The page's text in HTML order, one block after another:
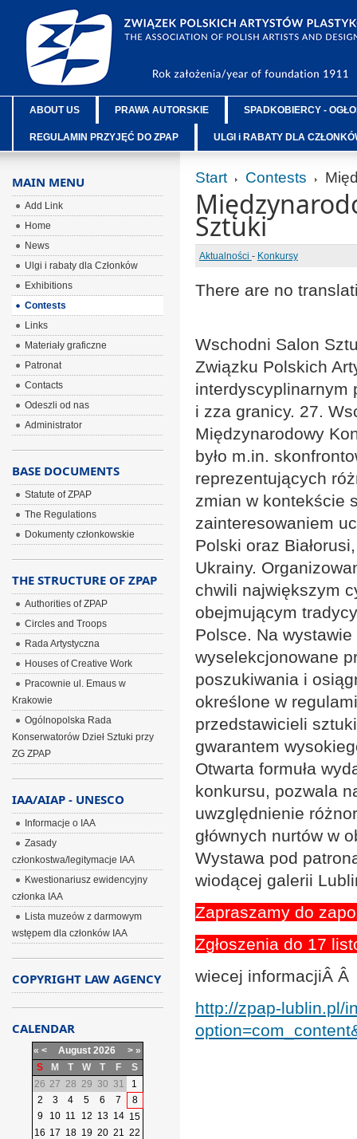
ABOUT US PRAWA AUTORSKIE SPADKOBIERCY -
REGULAMIN PRZYJĘĆ DO ZPAP ULGI i RABATY DLA
Start Contests
Sztuki
Aktualności - Konkursy
There are no
Wschodni Salon
Związku Polskich
interdyscyplinarnym
i zza granicy. 27.
Międzynarodowy
było m.in.
reprezentujących
zmian w kontekście
zainteresowaniem
Polski oraz
Ukrainy.
chwili największym
obejmującym
Polsce. Na
wyselekcjonowane
poszukiwania i
określone w
przedstawicieli
gwarantem
Otwarta formuła
konkursu, pozwala
uwzględnienie
głównych nurtów w
Wystawa pod
wiodącej galerii
Zapraszamy do
Zgłoszenia do 17
wiecej informacjiÂ Â
http://zpap-lublin.pl/
MAIN MENU
Add Link
Home
News
Ulgi i rabaty dla Członków
Exhibitions
Contests
Links
Materiały graficzne
Patronat
Contacts
Odeszli od nas
Administrator
BASE DOCUMENTS
Statute of ZPAP
The Regulations
Dokumenty członkowskie
THE STRUCTURE OF ZPAP
Authorities of ZPAP
Circles and Troops
Rada Artystyczna
Houses of Creative Work
Pracownie ul. Emaus w
Krakowie
Ogólnopolska Rada
Konserwatorów Dzieł Sztuki przy
ZG ZPAP
IAA/AIAP - UNESCO
Informacje o IAA
Zasady
członkostwa/legitymacje IAA
Kwestionariusz ewidencyjny
członka IAA
Lista muzeów z darmowym
wstępem dla członków IAA
COPYRIGHT LAW AGENCY
CALENDAR
« < August 2026 > »
S
M T W T F
S
26 27 28 29 30 31
1
2
3 4 5 6 7
8
9
10 11 12 13 14 15
16 17 18 19 20 21 22